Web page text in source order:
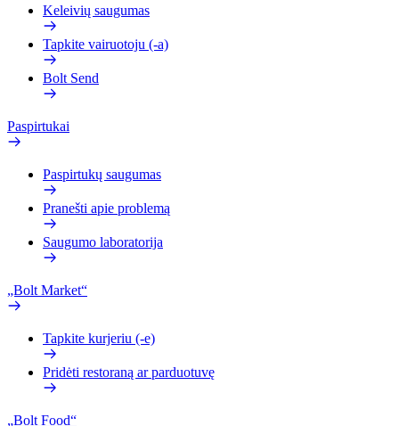
Keleivių saugumas
Tapkite vairuotoju (-a)
Bolt Send
Paspirtukai
Paspirtukų saugumas
Pranešti apie problemą
Saugumo laboratorija
„Bolt Market“
Tapkite kurjeriu (-e)
Pridėti restoraną ar parduotuvę
„Bolt Food“